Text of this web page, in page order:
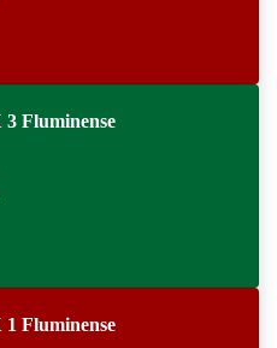
3 Fluminense
1 Fluminense